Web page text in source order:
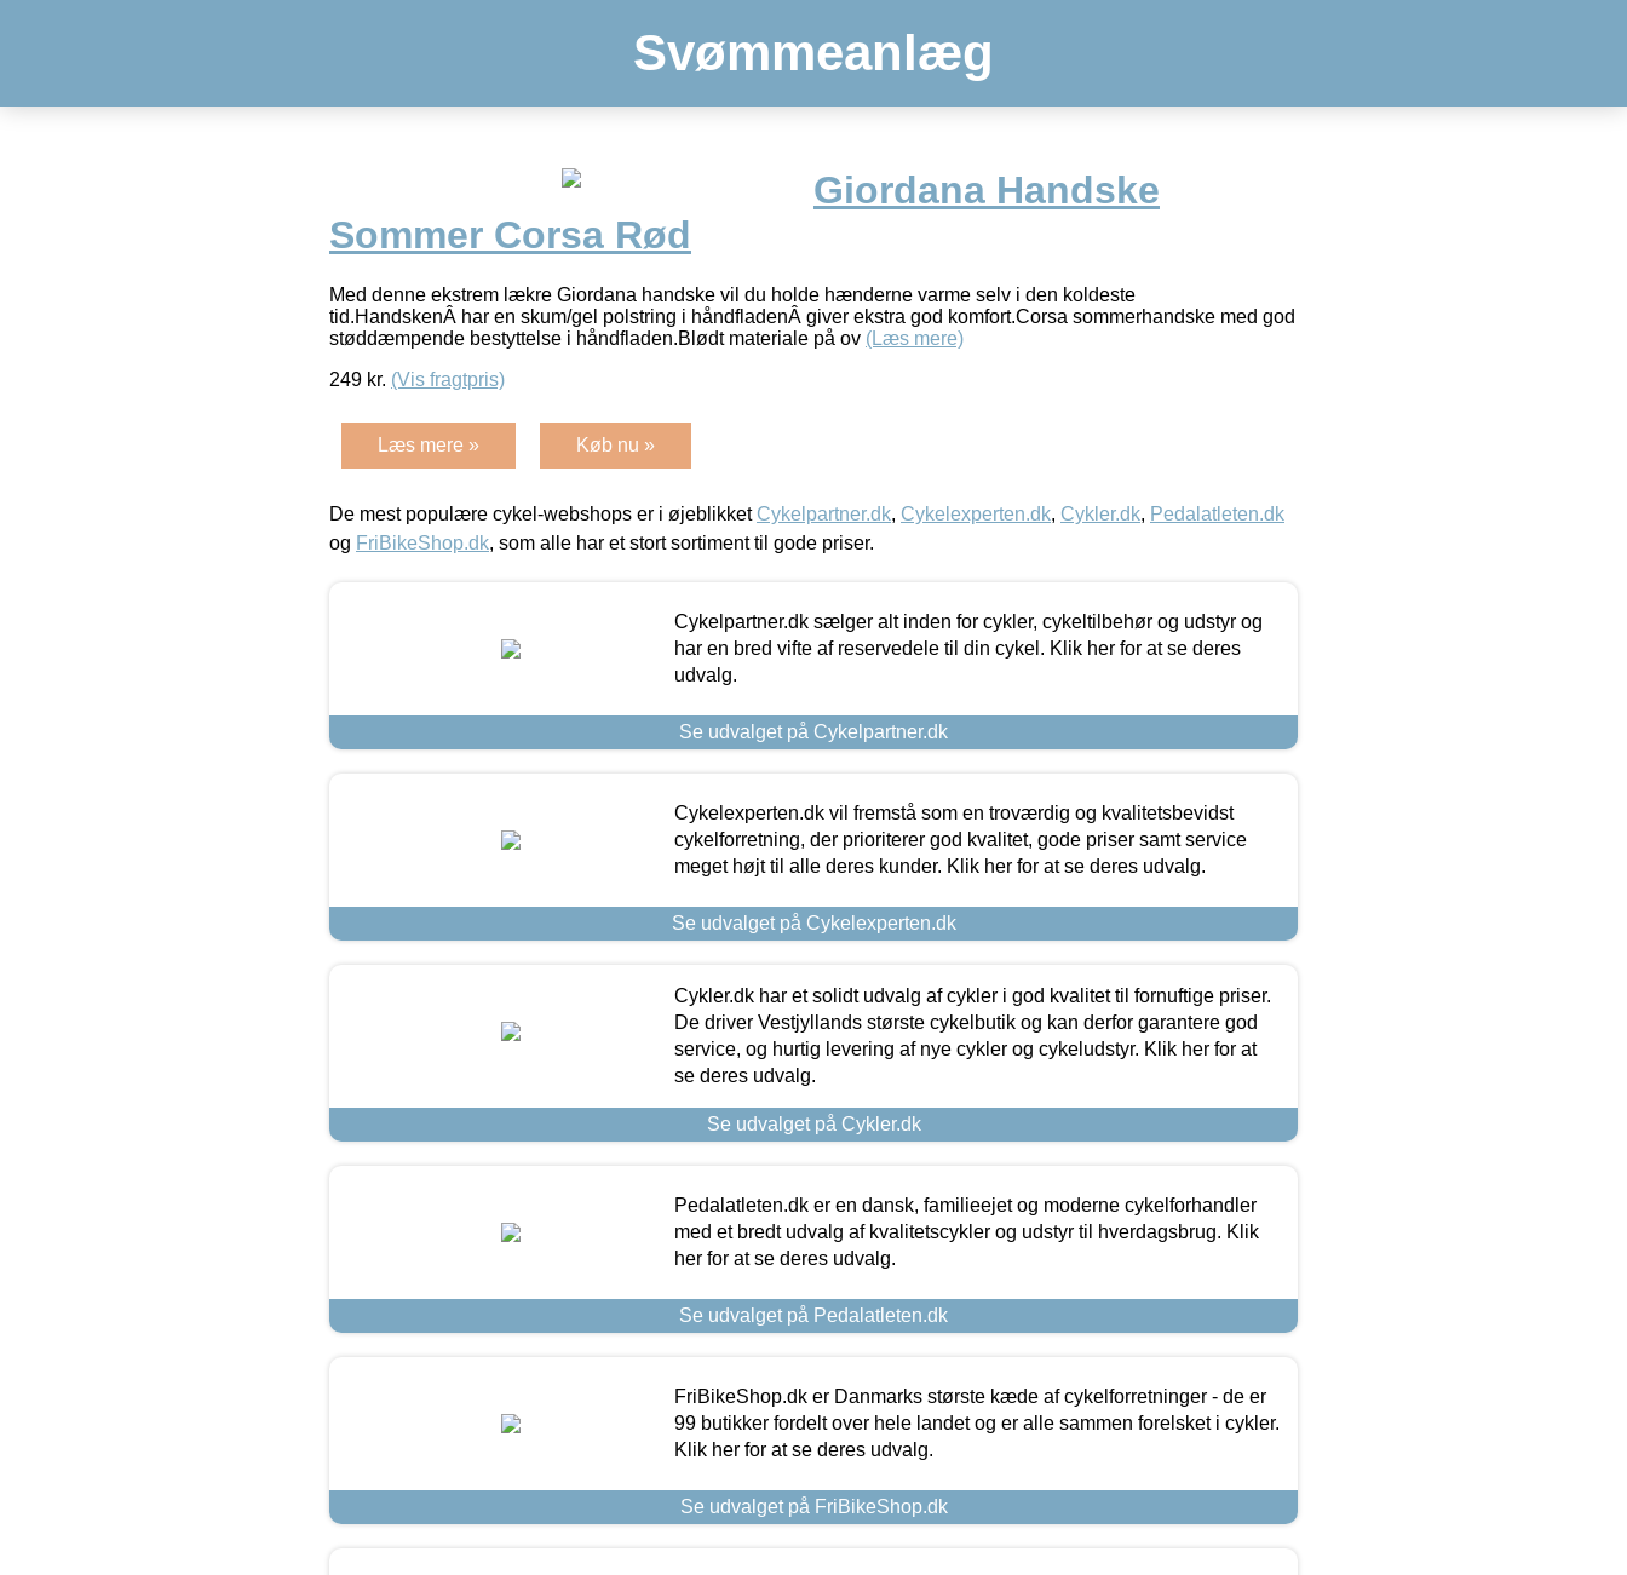
Svømmeanlæg
Giordana Handske
Sommer Corsa Rød
Med denne ekstrem lækre Giordana handske vil du holde hænderne varme selv i den koldeste
tid.HandskenÂ har en skum/gel polstring i håndfladenÂ giver ekstra god komfort.Corsa sommerhandske med god
støddæmpende bestyttelse i håndfladen.Blødt materiale på ov (Læs mere)
249 kr. (Vis fragtpris)
Læs mere » Køb nu »
De mest populære cykel-webshops er i øjeblikket Cykelpartner.dk, Cykelexperten.dk, Cykler.dk, Pedalatleten.dk
og FriBikeShop.dk, som alle har et stort sortiment til gode priser.
Cykelpartner.dk sælger alt inden for cykler, cykeltilbehør og udstyr og
har en bred vifte af reservedele til din cykel. Klik her for at se deres
udvalg.
Se udvalget på Cykelpartner.dk
Cykelexperten.dk vil fremstå som en troværdig og kvalitetsbevidst
cykelforretning, der prioriterer god kvalitet, gode priser samt service
meget højt til alle deres kunder. Klik her for at se deres udvalg.
Se udvalget på Cykelexperten.dk
Cykler.dk har et solidt udvalg af cykler i god kvalitet til fornuftige priser.
De driver Vestjyllands største cykelbutik og kan derfor garantere god
service, og hurtig levering af nye cykler og cykeludstyr. Klik her for at
se deres udvalg.
Se udvalget på Cykler.dk
Pedalatleten.dk er en dansk, familieejet og moderne cykelforhandler
med et bredt udvalg af kvalitetscykler og udstyr til hverdagsbrug. Klik
her for at se deres udvalg.
Se udvalget på Pedalatleten.dk
FriBikeShop.dk er Danmarks største kæde af cykelforretninger - de er
99 butikker fordelt over hele landet og er alle sammen forelsket i cykler.
Klik her for at se deres udvalg.
Se udvalget på FriBikeShop.dk